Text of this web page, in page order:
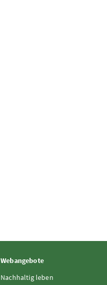
Webangebote
Nachhaltig leben